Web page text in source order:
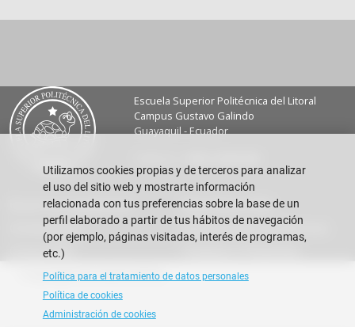
Escuela Superior Politécnica del Litoral
Campus Gustavo Galindo
Guayaquil - Ecuador
Buzón de sugerencias
Contáctanos
Correo FIEC
Repositorio FIEC
Resoluciones Académicas
Copyright © 2026 ESPOL
Utilizamos cookies propias y de terceros para analizar
el uso del sitio web y mostrarte información
relacionada con tus preferencias sobre la base de un
perfil elaborado a partir de tus hábitos de navegación
(por ejemplo, páginas visitadas, interés de programas,
etc.)
Política para el tratamiento de datos personales
Política de cookies
Administración de cookies